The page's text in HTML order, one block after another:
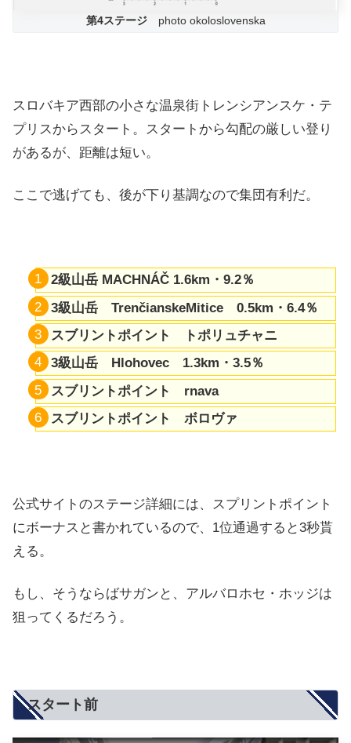
第4ステージphoto okoloslovenska
スロバキア西部の小さな温泉街トレンシアンスケ・テ
プリスからスタート。スタートから勾配の厳しい登り
があるが、距離は短い。
ここで逃げても、後が下り基調なので集団有利だ。
2級山岳 MACHNÁČ 1.6km・9.2％
3級山岳 TrenčianskeMitice 0.5km・6.4％
スブリントポイント トポリュチャニ
3級山岳 Hlohovec 1.3km・3.5％
スブリントポイント rnava
スブリントポイント ボロヴァ
公式サイトのステージ詳細には、スプリントポイント
にボーナスと書かれているので、1位通過すると3秒貰
える。
もし、そうならばサガンと、アルバロホセ・ホッジは
狙ってくるだろう。
スタート前